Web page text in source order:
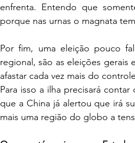
enfrenta. Entendo que
porque nas urnas o magnata
Por fim, uma eleição pouco
regional, são as eleições gerais
afastar cada vez mais do
Para isso a ilha precisará
que a China já alertou que irá
mais uma região do globo a